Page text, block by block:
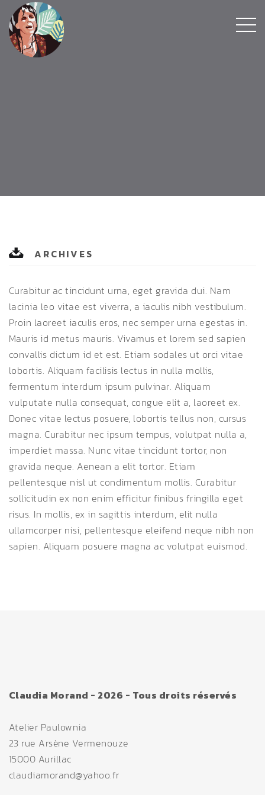
ARCHIVES
Curabitur ac tincidunt urna, eget gravida dui. Nam
lacinia leo vitae est viverra, a iaculis nibh vestibulum.
Proin laoreet iaculis eros, nec semper urna egestas in.
Mauris id metus mauris. Vivamus et lorem sed sapien
convallis dictum id et est. Etiam sodales ut orci vitae
lobortis. Aliquam facilisis lectus in nulla mollis,
fermentum interdum ipsum pulvinar. Aliquam
vulputate nulla consequat, congue elit a, laoreet ex.
Donec vitae lectus posuere, lobortis tellus non, cursus
magna. Curabitur nec ipsum tempus, volutpat nulla a,
imperdiet massa. Nunc vitae tincidunt tortor, non
gravida neque. Aenean a elit tortor. Etiam
pellentesque nisl ut condimentum mollis. Curabitur
sollicitudin ex non enim efficitur finibus fringilla eget
risus. In mollis, ex in sagittis interdum, elit nulla
ullamcorper nisi, pellentesque eleifend neque nibh non
sapien. Aliquam posuere magna ac volutpat euismod.
Claudia Morand - 2026 - Tous droits réservés
Atelier Paulownia
23 rue Arsène Vermenouze
15000 Aurillac
claudiamorand@yahoo.fr